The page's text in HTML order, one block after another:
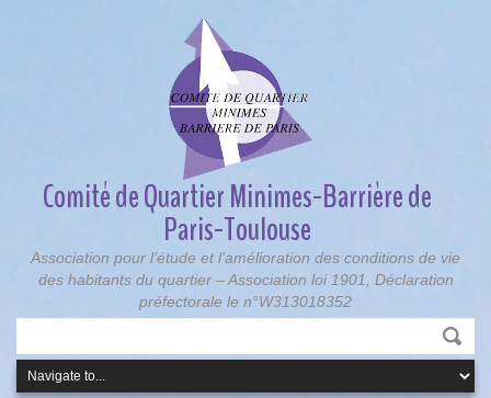
Comité de Quartier Minimes-Barrière de
Paris-Toulouse
Association pour l’étude et l’amélioration des conditions de vie
des habitants du quartier – Association loi 1901, Déclaration
préfectorale le n°W313018352